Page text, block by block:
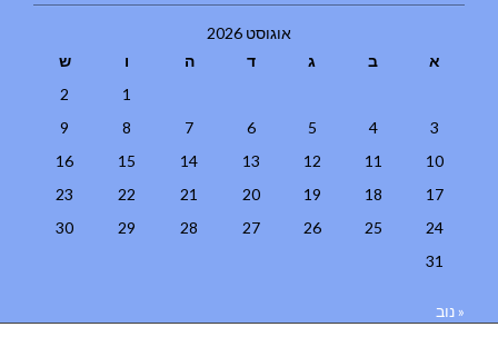
אוגוסט 2026
א
ב ג ד ה ו
ש
1
2
3
4
5
6
7
8
9
10
11
12
13
14
15
16
17
18
19
20
21
22
23
24
25
26
27
28
29
30
31
« נוב